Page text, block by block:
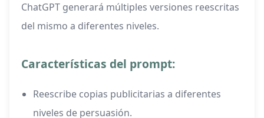
ChatGPT generará múltiples versiones reescritas
del mismo a diferentes niveles.
Características del prompt:
Reescribe copias publicitarias a diferentes
niveles de persuasión.